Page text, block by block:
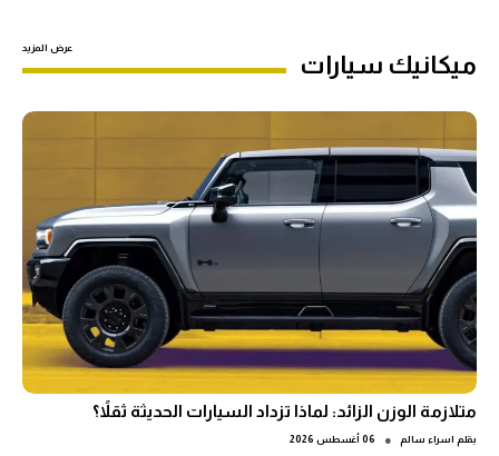
ميكانيك سيارات
عرض المزيد
متلازمة الوزن الزائد: لماذا تزداد السيارات الحديثة ثقلاً؟
بقلم اسراء سالم ● 06 أغسطس 2026